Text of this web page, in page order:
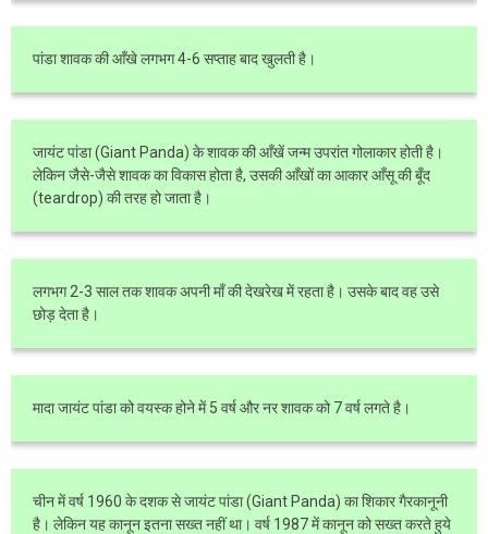
पांडा शावक की आँखे लगभग 4-6 सप्ताह बाद खुलती है।
जायंट पांडा (Giant Panda) के शावक की आँखें जन्म उपरांत गोलाकार होती है।
लेकिन जैसे-जैसे शावक का विकास होता है, उसकी आँखों का आकार आँसू की बूँद
(teardrop) की तरह हो जाता है।
लगभग 2-3 साल तक शावक अपनी माँ की देखरेख में रहता है। उसके बाद वह उसे
छोड़ देता है।
मादा जायंट पांडा को वयस्क होने में 5 वर्ष और नर शावक को 7 वर्ष लगते है।
चीन में वर्ष 1960 के दशक से जायंट पांडा (Giant Panda) का शिकार गैरकानूनी
है। लेकिन यह कानून इतना सख्त नहीं था। वर्ष 1987 में कानून को सख्त करते हुये